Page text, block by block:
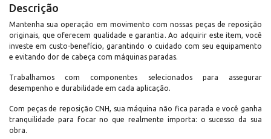
Descrição
Mantenha sua operação em movimento com nossas peças de reposição
originais, que oferecem qualidade e garantia. Ao adquirir este item, você
investe em custo-benefício, garantindo o cuidado com seu equipamento
e evitando dor de cabeça com máquinas paradas.
Trabalhamos com componentes selecionados para assegurar
desempenho e durabilidade em cada aplicação.
Com peças de reposição CNH, sua máquina não fica parada e você ganha
tranquilidade para focar no que realmente importa: o sucesso da sua
obra.